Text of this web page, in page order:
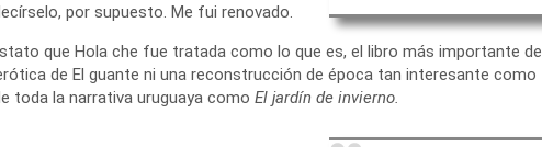
por supuesto. Me fui renovado.
que Hola che fue tratada como lo que es, el libro más importante de
de El guante ni una reconstrucción de época tan interesante como
toda la narrativa uruguaya como El jardín de invierno.